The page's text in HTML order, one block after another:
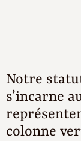
Notre
s’incarne
colonne